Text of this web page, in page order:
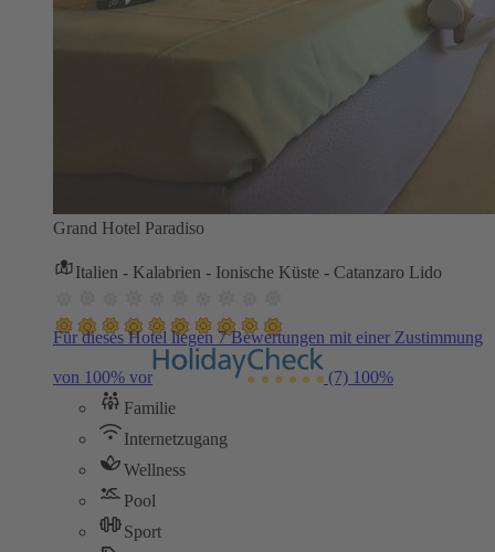
Grand Hotel Paradiso
Italien - Kalabrien - Ionische Küste - Catanzaro Lido
Für dieses Hotel liegen 7 Bewertungen mit einer Zustimmung
von 100% vor (7) 100%
Familie
Internetzugang
Wellness
Pool
Sport